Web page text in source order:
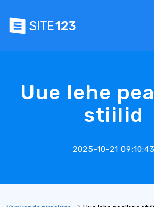
Uue lehe
stiilid
2025-10-21 09:10:43